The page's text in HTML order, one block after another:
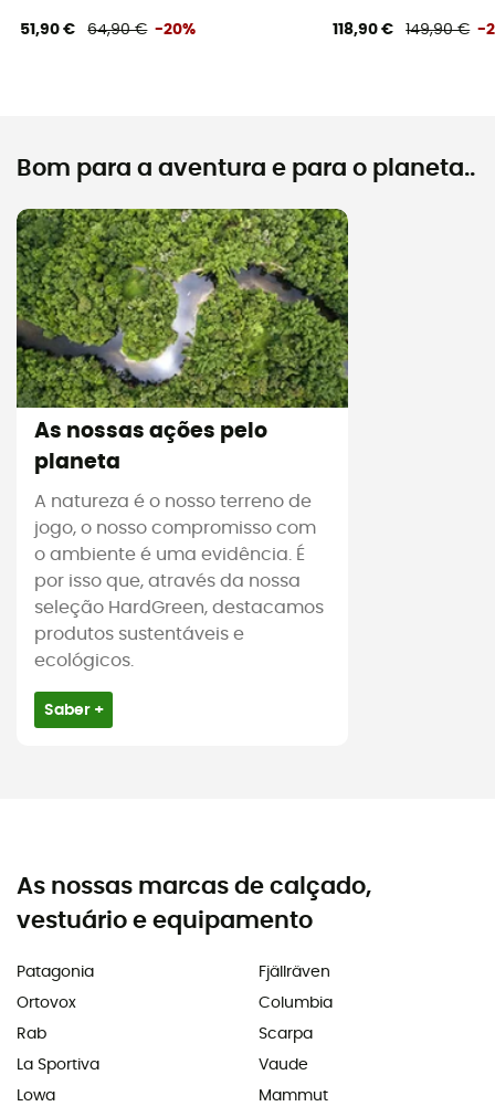
51,90 € 64,90 € -20% 118,90 € 149,90 € -
Bom para a aventura e para o planeta..
As nossas ações pelo
planeta
A natureza é o nosso terreno de
jogo, o nosso compromisso com
o ambiente é uma evidência. É
por isso que, através da nossa
seleção HardGreen, destacamos
produtos sustentáveis e
ecológicos.
Saber +
As nossas marcas de calçado,
vestuário e equipamento
Patagonia
Ortovox
Rab
La Sportiva
Lowa
Fjällräven
Columbia
Scarpa
Vaude
Mammut